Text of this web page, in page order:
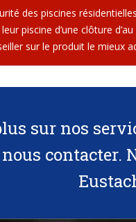
des piscines
piscine d’une clôture
sur le produit le mieux
sur nos
nous contacter.